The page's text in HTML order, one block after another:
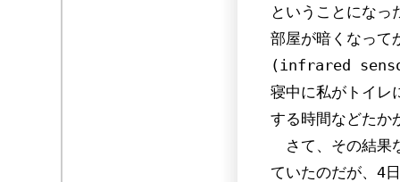
ということにな
部屋が暗くなって
(infrared
寝中に私がトイレ
する時間などたか
さて、その結果
ていたのだが、4